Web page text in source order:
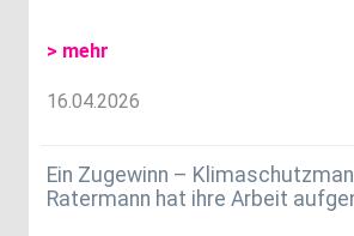
> mehr
16.04.2026
Ein Zugewinn –
Ratermann hat ihre Arbeit